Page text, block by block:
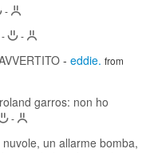
-
- -
- eddie. from
garros: non ho
-
un allarme bomba,